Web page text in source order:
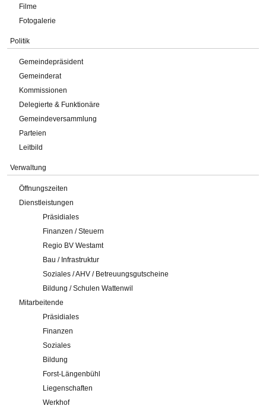
Filme
Fotogalerie
Politik
Gemeindepräsident
Gemeinderat
Kommissionen
Delegierte & Funktionäre
Gemeindeversammlung
Parteien
Leitbild
Verwaltung
Öffnungszeiten
Dienstleistungen
Präsidiales
Finanzen / Steuern
Regio BV Westamt
Bau / Infrastruktur
Soziales / AHV / Betreuungsgutscheine
Bildung / Schulen Wattenwil
Mitarbeitende
Präsidiales
Finanzen
Soziales
Bildung
Forst-Längenbühl
Liegenschaften
Werkhof